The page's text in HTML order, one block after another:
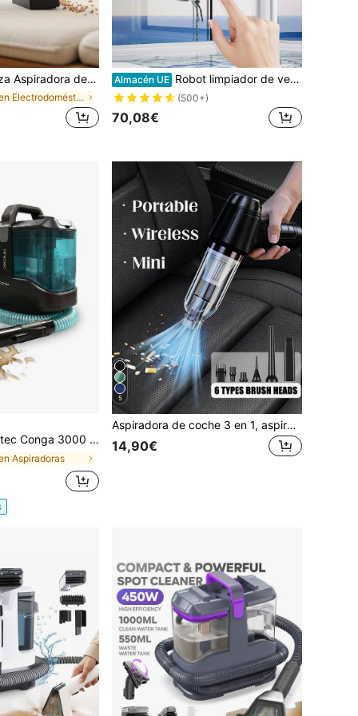
succión potente de 5000Pa, función de soplado y aspirado 2 en 1 multifuncional con 7 accesorios, recargable por USB de larga duración, elimina el pelo de las mascotas, el polvo y los residuos, limpieza de sofás, regalo de Navidad
en Electrodomésticos de limpieza
Almacén UE Robot limpiador de ventanas con succión de 2800Pa, robot de limpieza de vidrio inteligente, control remoto para limpieza de ventanas/azulejos/puertas de vidrio
(500+)
70,08€
450W, 13kPa, Compacto y Ligero. Limpieza Total en una Pasada con Pulverizador y Succión Potente. Alcanza Cada Rincón con 6.5m de Acción. Depósitos de Agua Limpia/Sucia 1000/550ml. Fácil Transporte y Mantenimiento.
Aspiradoras
5
Aspiradora de coche 3 en 1, aspiradora portátil inalámbrica de succión potente para uso en seco y húmedo, 2400mAh
14,90€